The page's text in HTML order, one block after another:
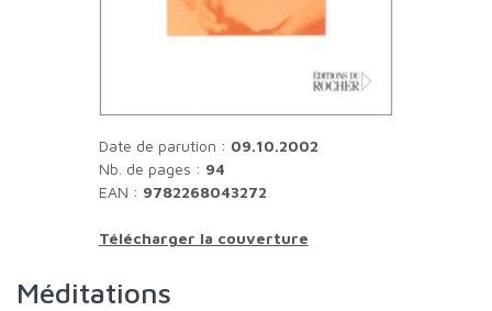
Date de parution : 09.10.2002
Nb. de pages : 94
EAN : 9782268043272
Télécharger la couverture
Méditations